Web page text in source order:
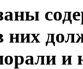
них
и